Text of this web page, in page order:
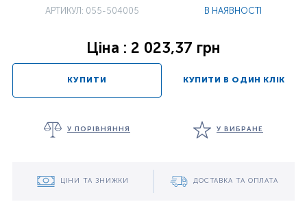
АРТИКУЛ: 055-504005 В НАЯВНОСТІ
Ціна : 2 023,37 грн
КУПИТИ КУПИТИ В ОДИН КЛІК
У ПОРІВНЯННЯ У ВИБРАНЕ
ЦІНИ ТА ЗНИЖКИ ДОСТАВКА ТА ОПЛАТА